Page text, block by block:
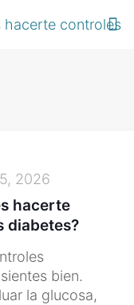
2026
hacerte
diabetes?
bien.
la glucosa,